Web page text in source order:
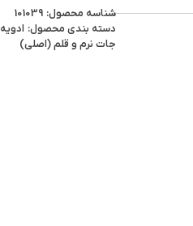
شناسه محصول: 101039
دسته بندی محصول: ادویه
جات نرم و قلم (اصلی)